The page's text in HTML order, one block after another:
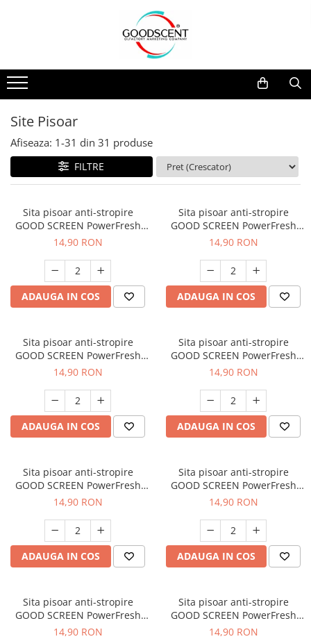
Pachete Promo
Dispozitive de Parfumare
Rezerve Spray Good Scent
Odorizant cu Pulverizator
Site Pisoar
Dispozitive de Parfumare Ambientală
Auto
Rezidențiale
Comerciale
Industriale (HVAC)
Esente Parfum Ambiental
Mostre
Rezerva 10 g
Rezerva 20 g
Rezerva 100 g
Rezerva 200 g
Rezerva 500 g
Site Pisoar
Afiseaza: 1-31 din 31 produse
FILTRE
Sita pisoar anti-stropire
GOOD SCREEN PowerFresh
30+, Melon
14,90 RON
ADAUGA IN COS
Sita pisoar anti-stropire
GOOD SCREEN PowerFresh
30+, Purple Berry
14,90 RON
ADAUGA IN COS
Sita pisoar anti-stropire
GOOD SCREEN PowerFresh
30+, Green Apple
14,90 RON
ADAUGA IN COS
Sita pisoar anti-stropire
GOOD SCREEN PowerFresh
30+, Fresh Breeze
14,90 RON
ADAUGA IN COS
Sita pisoar anti-stropire
GOOD SCREEN PowerFresh
30+, Tropical Fruit
14,90 RON
ADAUGA IN COS
Sita pisoar anti-stropire
GOOD SCREEN PowerFresh
30+, Ice Mint
14,90 RON
ADAUGA IN COS
Sita pisoar anti-stropire
GOOD SCREEN PowerFresh
30+, Pine Fresh
14,90 RON
Sita pisoar anti-stropire
GOOD SCREEN PowerFresh
30+, Lavender
14,90 RON